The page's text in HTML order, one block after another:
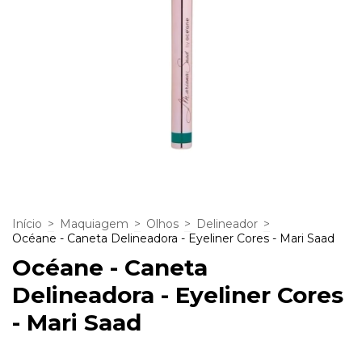
Início > Maquiagem > Olhos > Delineador >
Océane - Caneta Delineadora - Eyeliner Cores - Mari Saad
Océane - Caneta
Delineadora - Eyeliner Cores
- Mari Saad